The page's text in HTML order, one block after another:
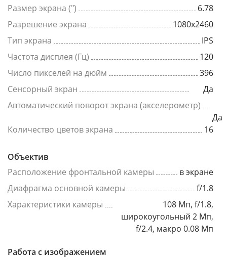
Размер экрана (")
6.78
Разрешение экрана
1080x2460
Тип экрана
IPS
Частота дисплея (Гц)
120
Число пикселей на дюйм
396
Сенсорный экран
Да
Автоматический поворот экрана (акселерометр)
Да
Количество цветов экрана
16
Объектив
Расположение фронтальной камеры
в экране
Диафрагма основной камеры
f/1.8
Характеристики камеры
108 Мп, f/1.8,
широкоугольный 2 Мп,
f/2.4, макро 0.08 Мп
Работа с изображением